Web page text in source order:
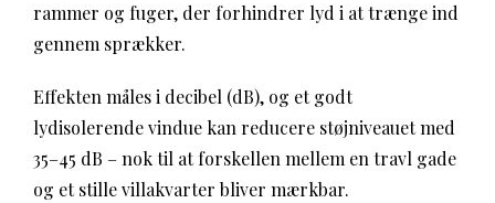
rammer og fuger, der forhindrer lyd i at trænge ind
gennem sprækker.
Effekten måles i decibel (dB), og et godt
lydisolerende vindue kan reducere støjniveauet med
35–45 dB – nok til at forskellen mellem en travl gade
og et stille villakvarter bliver mærkbar.